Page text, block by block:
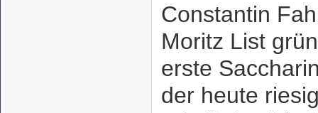
Constantin
Moritz List
erste
der heute